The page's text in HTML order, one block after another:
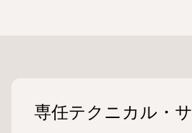
専任テクニカル・